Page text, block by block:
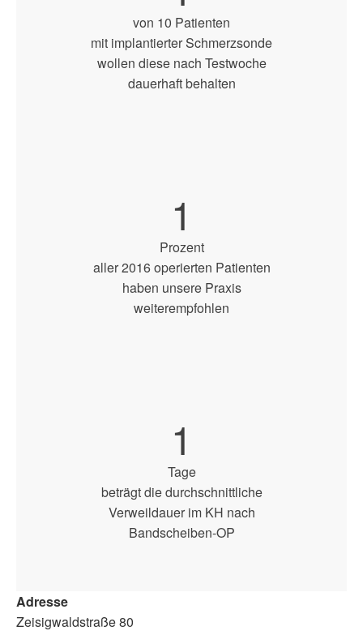
von 10 Patienten
mit implantierter Schmerzsonde
wollen diese nach Testwoche
dauerhaft behalten
1
Prozent
aller 2016 operierten Patienten
haben unsere Praxis
weiterempfohlen
1
Tage
beträgt die durchschnittliche
Verweildauer im KH nach
Bandscheiben-OP
Adresse
Zeisigwaldstraße 80